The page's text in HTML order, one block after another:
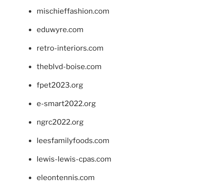
mischieffashion.com
eduwyre.com
retro-interiors.com
theblvd-boise.com
fpet2023.org
e-smart2022.org
ngrc2022.org
leesfamilyfoods.com
lewis-lewis-cpas.com
eleontennis.com